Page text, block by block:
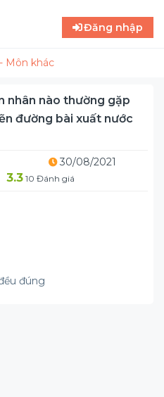
Đăng nhập
Môn khác
nhân nào thường gặp
đường bài xuất nước
30/08/2021
3.3 10 Đánh giá
đúng